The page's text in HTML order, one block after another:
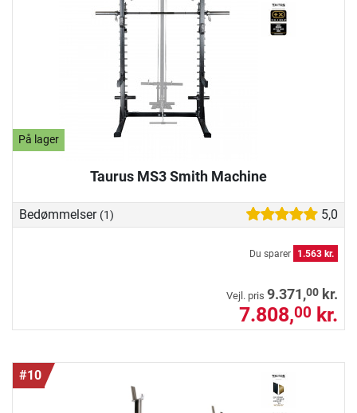
På lager
Taurus MS3 Smith Machine
Bedømmelser (1) 5,0
Du sparer 1.563 kr.
Vejl. pris 9.371,00 kr.
7.808,00 kr.
#10